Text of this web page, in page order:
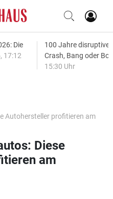
Die
17:12
100 Jahre disruptive
Crash, Bang oder
15:30 Uhr
Autohersteller profitieren am
Diese
am